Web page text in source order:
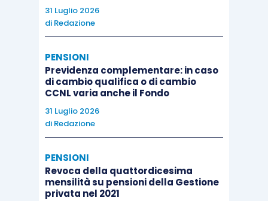
31 Luglio 2026
di Redazione
PENSIONI
Previdenza complementare: in caso
di cambio qualifica o di cambio
CCNL varia anche il Fondo
31 Luglio 2026
di Redazione
PENSIONI
Revoca della quattordicesima
mensilità su pensioni della Gestione
privata nel 2021